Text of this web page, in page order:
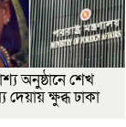
অনুষ্ঠানে শেখ
দেয়ায় ক্ষুব্ধ ঢাকা